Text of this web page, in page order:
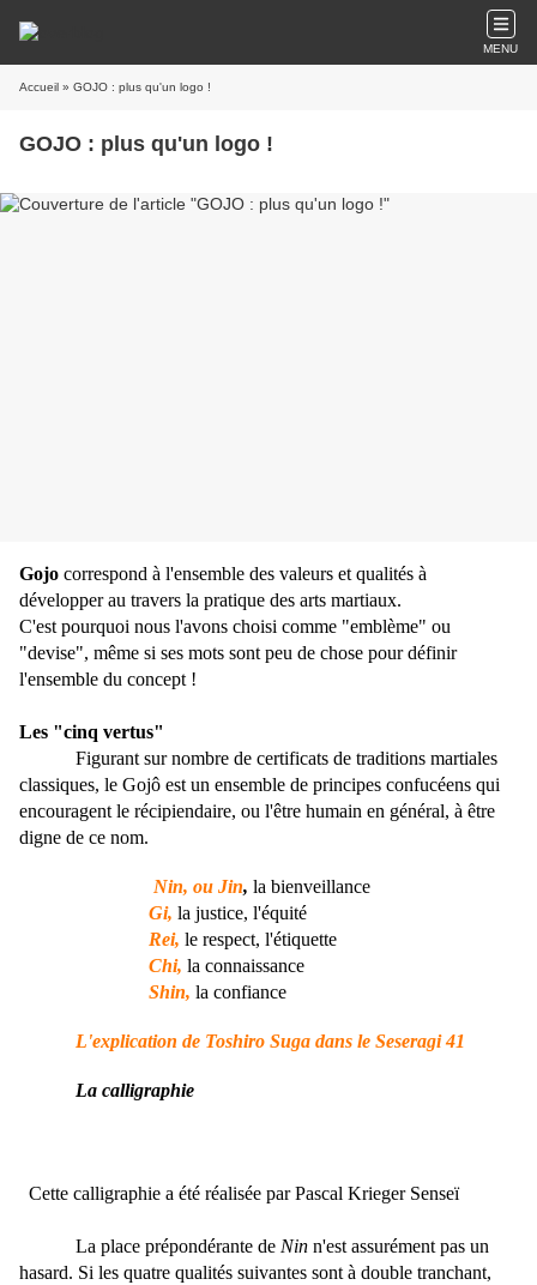
MENU
Accueil » GOJO : plus qu'un logo !
GOJO : plus qu'un logo !
Gojo correspond à l'ensemble des valeurs et qualités à
développer au travers la pratique des arts martiaux.
C'est pourquoi nous l'avons choisi comme "emblème" ou
"devise", même si ses mots sont peu de chose pour définir
l'ensemble du concept !
Les "cinq vertus"
Figurant sur nombre de certificats de traditions martiales
classiques, le Gojô est un ensemble de principes confucéens qui
encouragent le récipiendaire, ou l'être humain en général, à être
digne de ce nom.
Nin, ou Jin, la bienveillance
Gi, la justice, l'équité
Rei, le respect, l'étiquette
Chi, la connaissance
Shin, la confiance
L'explication de Toshiro Suga dans le Seseragi 41
La calligraphie
Cette calligraphie a été réalisée par Pascal Krieger Senseï
La place prépondérante de Nin n'est assurément pas un
hasard. Si les quatre qualités suivantes sont à double tranchant,